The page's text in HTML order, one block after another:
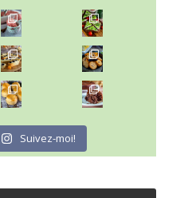
~ NICE CREAM À LA FRAISE ~
Presque un mois que
~ FINANCIERS MYRTILLES ET CITRON ~
Aujourd'hu
~ BUNS MAISON ~
Un peu de boulange par ici au
~ GÂTEAU FONDANT CHOCO NOISETTE ~
C'est lundi
Suivez-moi!